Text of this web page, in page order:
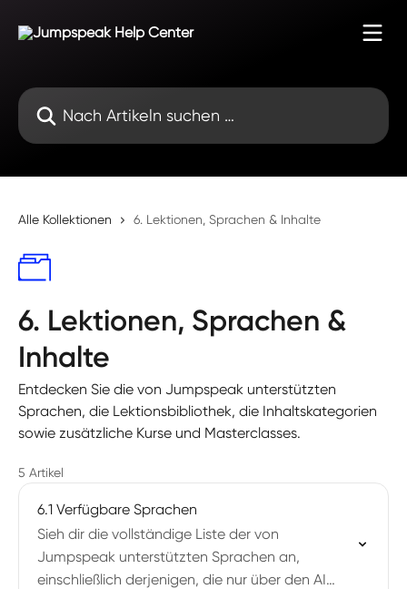
Nach Artikeln suchen …
Alle Kollektionen 6. Lektionen, Sprachen & Inhalte
6. Lektionen, Sprachen &
Inhalte
Entdecken Sie die von Jumpspeak unterstützten
Sprachen, die Lektionsbibliothek, die Inhaltskategorien
sowie zusätzliche Kurse und Masterclasses.
5 Artikel
6.1 Verfügbare Sprachen
Sieh dir die vollständige Liste der von
Jumpspeak unterstützten Sprachen an,
einschließlich derjenigen, die nur über den AI